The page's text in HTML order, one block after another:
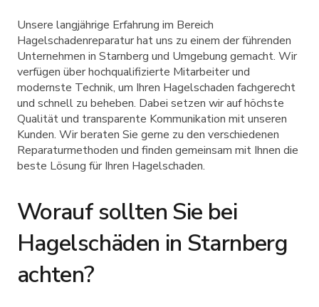
Unsere langjährige Erfahrung im Bereich
Hagelschadenreparatur hat uns zu einem der führenden
Unternehmen in Starnberg und Umgebung gemacht. Wir
verfügen über hochqualifizierte Mitarbeiter und
modernste Technik, um Ihren Hagelschaden fachgerecht
und schnell zu beheben. Dabei setzen wir auf höchste
Qualität und transparente Kommunikation mit unseren
Kunden. Wir beraten Sie gerne zu den verschiedenen
Reparaturmethoden und finden gemeinsam mit Ihnen die
beste Lösung für Ihren Hagelschaden.
Worauf sollten Sie bei
Hagelschäden in Starnberg
achten?